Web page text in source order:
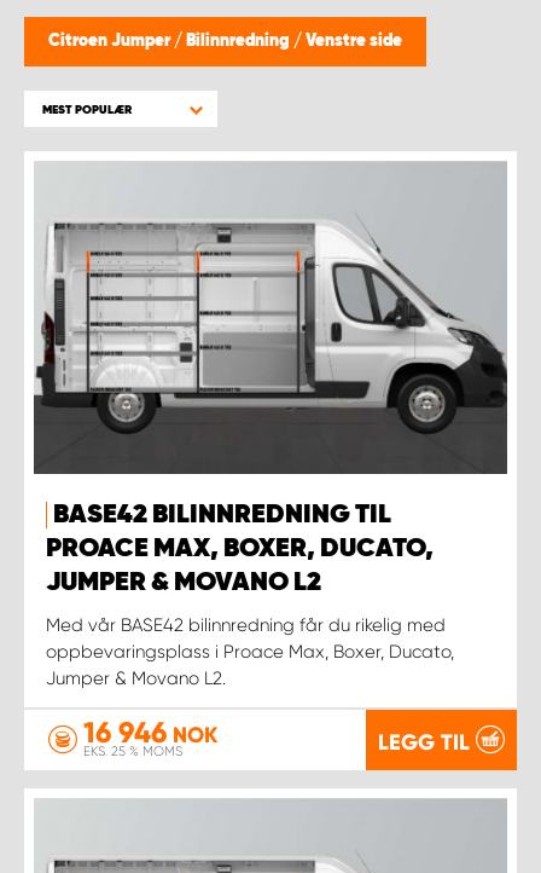
Citroen Jumper / Bilinnredning / Venstre side
MEST POPULÆR
BASE42 BILINNREDNING TIL
PROACE MAX, BOXER, DUCATO,
JUMPER & MOVANO L2
Med vår BASE42 bilinnredning får du rikelig med
oppbevaringsplass i Proace Max, Boxer, Ducato,
Jumper & Movano L2.
16 946 NOK
EKS. 25 % MOMS LEGG TIL
WORK SYSTEM NORWAY
WORK SYSTEM OSLO
WORK SYSTEM STAVANGER
WORK SYSTEM TRONDHEIM